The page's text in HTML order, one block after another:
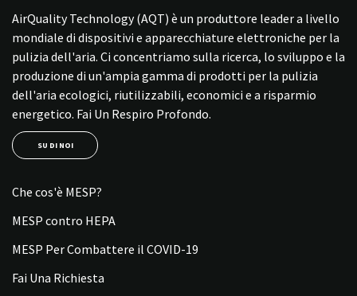
AirQuality Technology (AQT) è un produttore leader a livello
mondiale di dispositivi e apparecchiature elettroniche per la
pulizia dell'aria. Ci concentriamo sulla ricerca, lo sviluppo e la
produzione di un'ampia gamma di prodotti per la pulizia
dell'aria ecologici, riutilizzabili, economici e a risparmio
energetico. Fai Un Respiro Profondo.
SU DI NOI
Che cos'è MESP?
MESP contro HEPA
MESP Per Combattere il COVID-19
Fai Una Richiesta